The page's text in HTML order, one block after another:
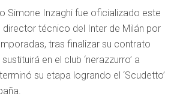
Simone Inzaghi fue oficializado este
técnico del Inter de Milán por
tras finalizar su contrato
en el club ‘nerazzurro’ a
su etapa logrando el ‘Scudetto’